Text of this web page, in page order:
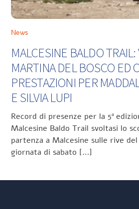
News
MALCESINE BALDO
MARTINA DEL BOSCO ED
PRESTAZIONI PER
E SILVIA LUPI
Record di presenze per la 5ª
Malcesine Baldo Trail svoltasi lo
partenza a Malcesine sulle rive
giornata di sabato […]